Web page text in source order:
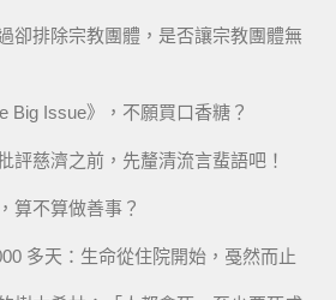
卻排除宗教團體，是否讓宗教團體無
Big Issue》，不願買口香糖？
評慈濟之前，先釐清流言蜚語吧！
算不算做善事？
多天：生命從住院開始，戞然而止